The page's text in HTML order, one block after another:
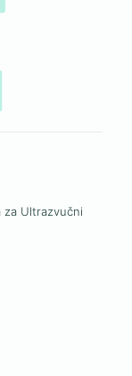
za Ultrazvučni